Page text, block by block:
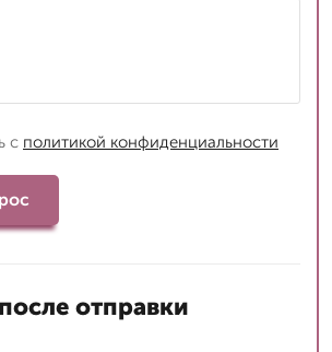
с политикой конфиденциальности
отправки